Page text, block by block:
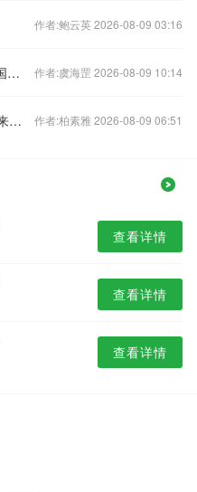
作者:鲍云英 2026-08-09 03:16
28家日企携养老“黑科技”亮相中国国际养老服务业博览会 作者:虞海罡 2026-08-09 10:14
我问了我爸一个让全屋瞬间安静下来的问题。这个问题，彻底改变了我对我整个童年的看法 作者:柏素雅 2026-08-09 06:51
查看详情
查看详情
查看详情